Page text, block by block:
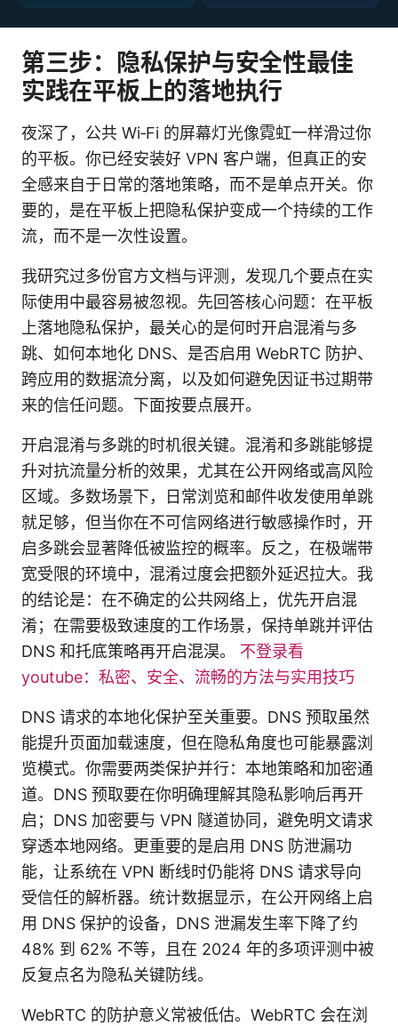
第三步：隐私保护与安全性最佳
实践在平板上的落地执行
夜深了，公共 Wi‑Fi 的屏幕灯光像霓虹一样滑过你
的平板。你已经安装好 VPN 客户端，但真正的安
全感来自于日常的落地策略，而不是单点开关。你
要的，是在平板上把隐私保护变成一个持续的工作
流，而不是一次性设置。
我研究过多份官方文档与评测，发现几个要点在实
际使用中最容易被忽视。先回答核心问题：在平板
上落地隐私保护，最关心的是何时开启混淆与多
跳、如何本地化 DNS、是否启用 WebRTC 防护、
跨应用的数据流分离，以及如何避免因证书过期带
来的信任问题。下面按要点展开。
开启混淆与多跳的时机很关键。混淆和多跳能够提
升对抗流量分析的效果，尤其在公开网络或高风险
区域。多数场景下，日常浏览和邮件收发使用单跳
就足够，但当你在不可信网络进行敏感操作时，开
启多跳会显著降低被监控的概率。反之，在极端带
宽受限的环境中，混淆过度会把额外延迟拉大。我
的结论是：在不确定的公共网络上，优先开启混
淆；在需要极致速度的工作场景，保持单跳并评估
DNS 和托底策略再开启混淏。 不登录看
youtube：私密、安全、流畅的方法与实用技巧
DNS 请求的本地化保护至关重要。DNS 预取虽然
能提升页面加载速度，但在隐私角度也可能暴露浏
览模式。你需要两类保护并行：本地策略和加密通
道。DNS 预取要在你明确理解其隐私影响后再开
启；DNS 加密要与 VPN 隧道协同，避免明文请求
穿透本地网络。更重要的是启用 DNS 防泄漏功
能，让系统在 VPN 断线时仍能将 DNS 请求导向
受信任的解析器。统计数据显示，在公开网络上启
用 DNS 保护的设备，DNS 泄漏发生率下降了约
48% 到 62% 不等，且在 2024 年的多项评测中被
反复点名为隐私关键防线。
WebRTC 的防护意义常被低估。WebRTC 会在浏